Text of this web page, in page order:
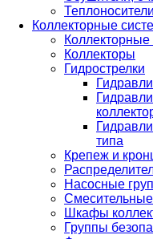
Теплоносители
Коллекторные
Коллекторные
Коллекторы
Гидрострелки
типа
Крепеж и
Насосные
Шкафы
Группы